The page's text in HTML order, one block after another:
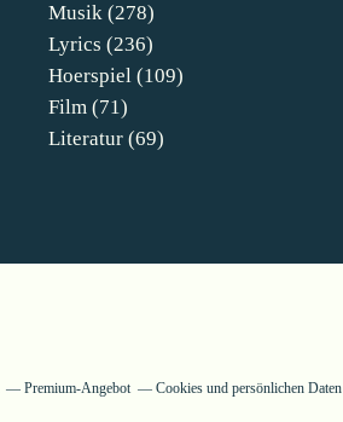
Musik (278)
Lyrics (236)
Hoerspiel (109)
Film (71)
Literatur (69)
Premium-Angebot Cookies und persönlichen Daten